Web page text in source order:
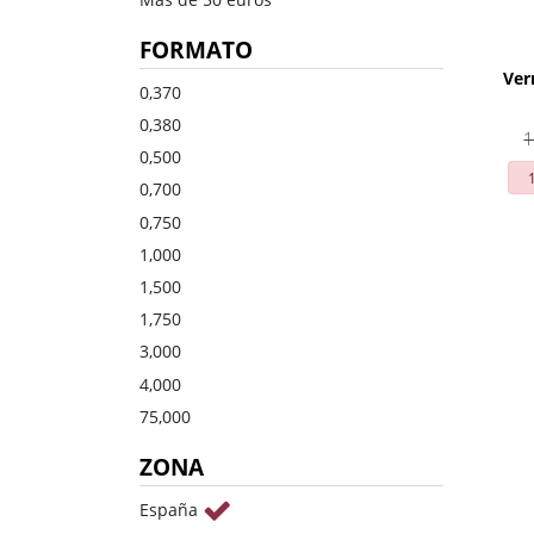
Dulce
Oporto
Generoso
Todos los tipos
Brandy
Ron
Otros
Todos los tipos
FORMATO
0,370
0,380
0,500
0,700
0,750
1,000
1,500
1,750
3,000
4,000
75,000
ZONA
España